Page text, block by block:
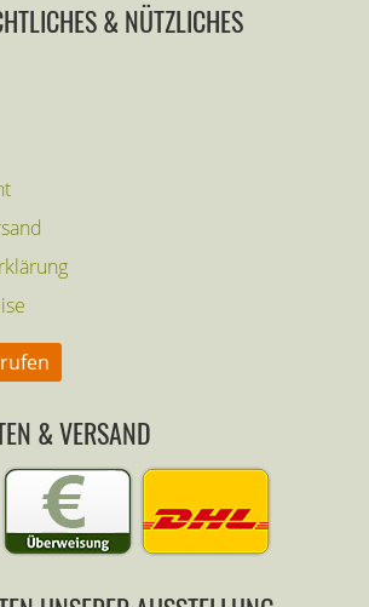
& NÜTZLICHES
& VERSAND